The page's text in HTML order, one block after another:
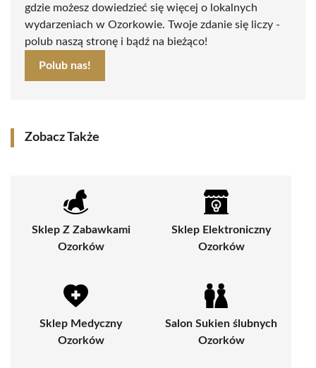
gdzie możesz dowiedzieć się więcej o lokalnych
wydarzeniach w Ozorkowie. Twoje zdanie się liczy -
polub naszą stronę i bądź na bieżąco!
Polub nas!
Zobacz Także
Sklep Z Zabawkami
Ozorków
Sklep Elektroniczny
Ozorków
Sklep Medyczny
Ozorków
Salon Sukien ślubnych
Ozorków